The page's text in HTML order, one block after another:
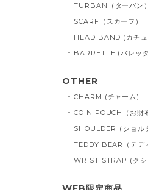
TURBAN（ターバン）
SCARF（スカーフ）
HEAD BAND (カチ
BARRETTE (バレッ
OTHER
CHARM (チャーム)
COIN POUCH（お財
SHOULDER（ショル
TEDDY BEAR（テデ
WRIST STRAP (クシ